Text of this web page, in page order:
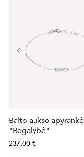
Balto aukso apyrankė
"Begalybė"
237,00 €